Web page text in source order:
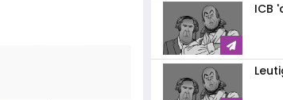
ICB